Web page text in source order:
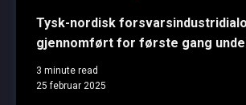
Tysk-nordisk
gjennomført for første gang
3 minute read
25 februar 2025